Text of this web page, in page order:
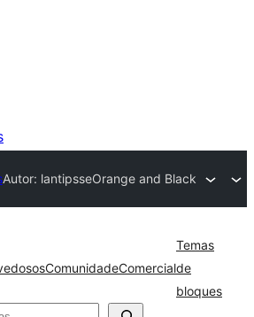
Autor: lantipsseOrange and Black
ComunidadeComercial
Temas
de
bloques